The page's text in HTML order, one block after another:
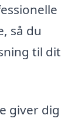
så du
til dit
giver dig